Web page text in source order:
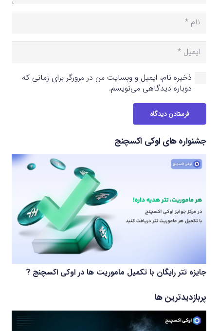
ذخیره نام، ایمیل و وبسایت من در مرورگر برای زمانی که
دوباره دیدگاهی می‌نویسم.
فرستادن دیدگاه
جشنواره های اوکی اکسچنج
جایزه تتر رایگان با تکمیل ماموریت ها در اوکی اکسچنج ?
پربازدیدترین ها